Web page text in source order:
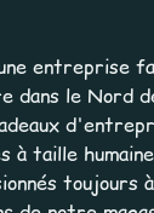
entreprise
dans le Nord
à taille
toujours